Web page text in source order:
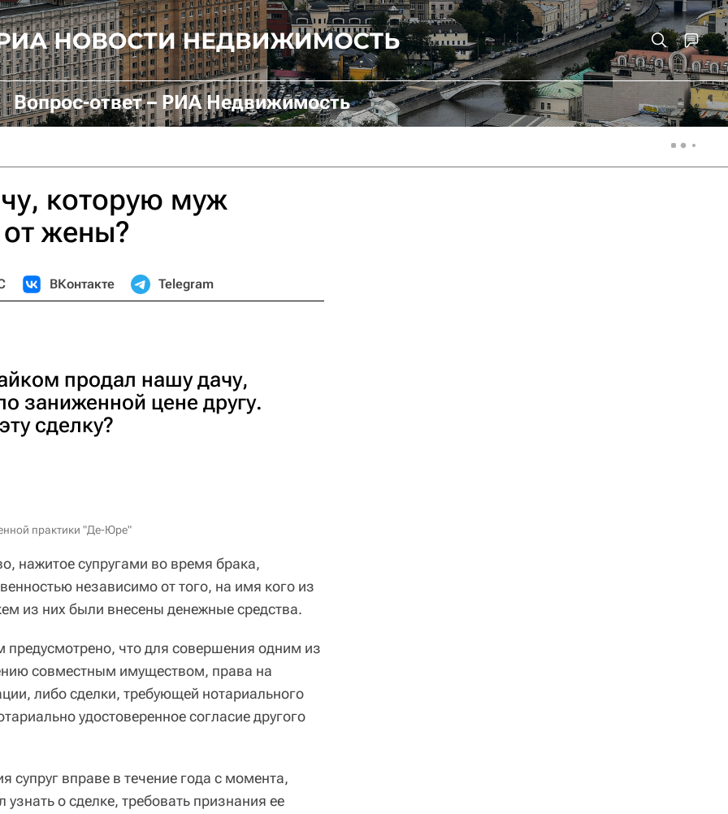
Вопрос-ответ – РИА Недвижимость
которую муж
жены?
ВКонтакте Telegram
продал нашу дачу,
заниженной цене другу.
сделку?
практики "Де-Юре"
нажитое супругами во время брака,
независимо от того, на имя кого из
из них были внесены денежные средства.
что для совершения одним из
совместным имуществом, права на
либо сделки, требующей нотариального
удостоверенное согласие другого
супруг вправе в течение года с момента,
о сделке, требовать признания ее